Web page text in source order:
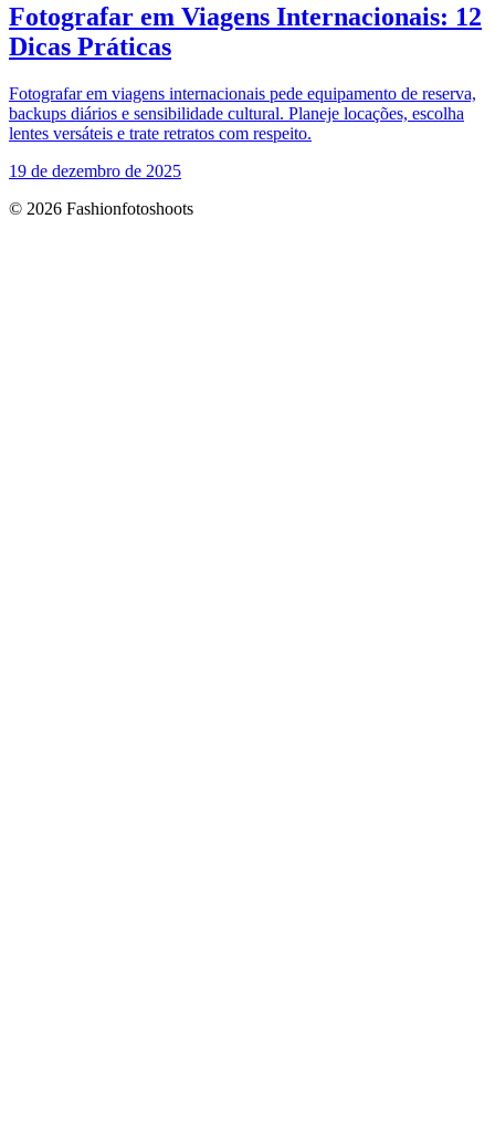
Fotografar em Viagens Internacionais: 12
Dicas Práticas
Fotografar em viagens internacionais pede equipamento de reserva,
backups diários e sensibilidade cultural. Planeje locações, escolha
lentes versáteis e trate retratos com respeito.
19 de dezembro de 2025
© 2026 Fashionfotoshoots